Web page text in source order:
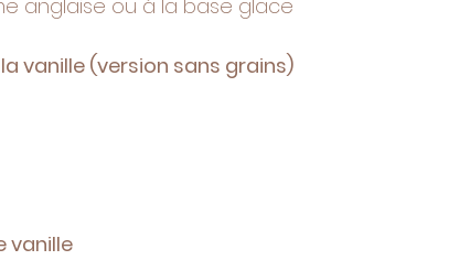
anglaise ou à la base glace
vanille (version sans grains)
vanille